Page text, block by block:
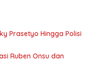
Prasetyo Hingga Polisi
Ruben Onsu dan